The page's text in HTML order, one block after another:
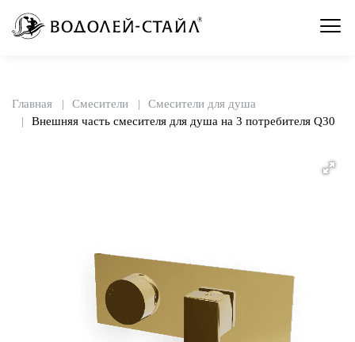
Главная Смесители
Смесители для душа
Внешняя часть смесителя для душа на 3 потребителя Q30